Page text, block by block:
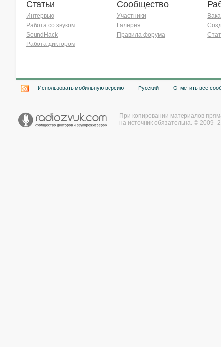
Статьи
Интервью
Работа со звуком
SoundHack
Работа диктором
Сообщество
Участники
Галерея
Правила форума
Использовать мобильную версию Русский Отметить все
При копировании материалов
на источник обязательна. ©